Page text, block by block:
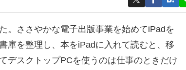
。ささやかな電子出版事業を始めてiPadを
庫を整理し、本をiPadに入れて読むと、移
デスクトップPCを使うのは仕事のときだけ